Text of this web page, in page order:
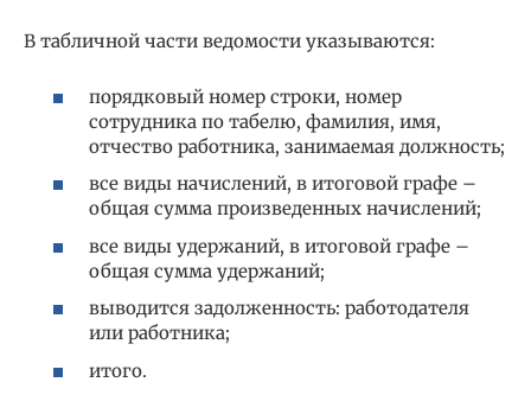
В табличной части ведомости указываются:
порядковый номер строки, номер
сотрудника по табелю, фамилия, имя,
отчество работника, занимаемая должность;
все виды начислений, в итоговой графе –
общая сумма произведенных начислений;
все виды удержаний, в итоговой графе –
общая сумма удержаний;
выводится задолженность: работодателя
или работника;
итого.